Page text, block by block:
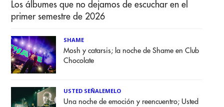
Los álbumes que no dejamos de escuchar en el
primer semestre de 2026
SHAME
Mosh y catarsis; la noche de Shame en Club
Chocolate
USTED SEÑALEMELO
Una noche de emoción y reencuentro; Usted